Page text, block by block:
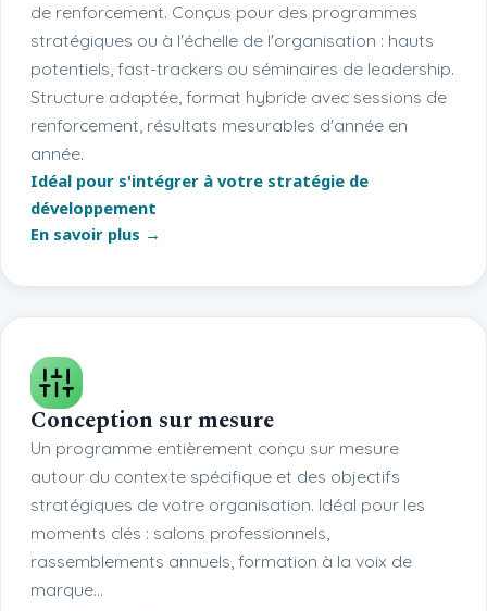
de renforcement. Conçus pour des programmes
stratégiques ou à l'échelle de l'organisation : hauts
potentiels, fast-trackers ou séminaires de leadership.
Structure adaptée, format hybride avec sessions de
renforcement, résultats mesurables d'année en
année.
Idéal pour s'intégrer à votre stratégie de
développement
En savoir plus →
Conception sur mesure
Un programme entièrement conçu sur mesure
autour du contexte spécifique et des objectifs
stratégiques de votre organisation. Idéal pour les
moments clés : salons professionnels,
rassemblements annuels, formation à la voix de
marque…